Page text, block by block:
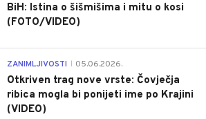
BiH: Istina o šišmišima i mitu o kosi
(FOTO/VIDEO)
ZANIMLJIVOSTI 05.06.2026.
Otkriven trag nove vrste: Čovječja
ribica mogla bi ponijeti ime po Krajini
(VIDEO)